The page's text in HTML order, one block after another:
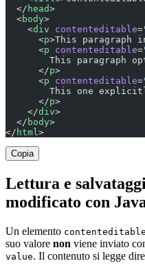
  </
head>
  <
body>
    <
div contenteditable=
      <
p>This
      <
p contenteditable=
This paragraph
      </
p>
      <
p contenteditable=
This one
      </
p>
    </
div>
  </
body>
</ html>
Copia
Lettura e
modificato con
Un elemento contenteditable
suo valore non viene inviato
value. Il contenuto si legge